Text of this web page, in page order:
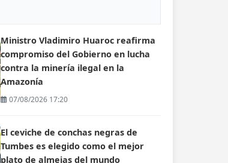
Ministro Vladimiro Huaroc reafirma
compromiso del Gobierno en lucha
contra la minería ilegal en la
Amazonía
07/08/2026 17:20
El ceviche de conchas negras de
Tumbes es elegido como el mejor
plato de almejas del mundo